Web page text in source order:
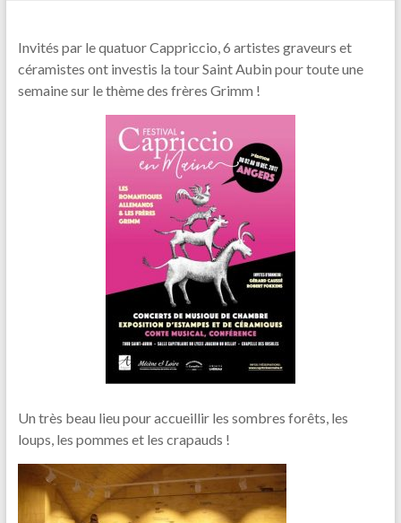
Invités par le quatuor Cappriccio, 6 artistes graveurs et
céramistes ont investis la tour Saint Aubin pour toute une
semaine sur le thème des frères Grimm !
Un très beau lieu pour accueillir les sombres forêts, les
loups, les pommes et les crapauds !